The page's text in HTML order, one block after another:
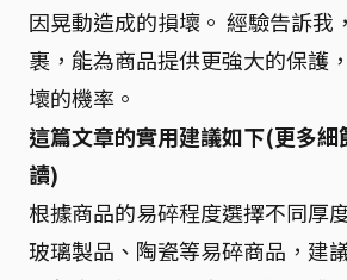
因晃動造成的損壞。 經驗告訴我
裹，能為商品提供更強大的保護
壞的機率。
這篇文章的實用建議如下(更多細
讀)
根據商品的易碎程度選擇不同厚
玻璃製品、陶瓷等易碎商品，建